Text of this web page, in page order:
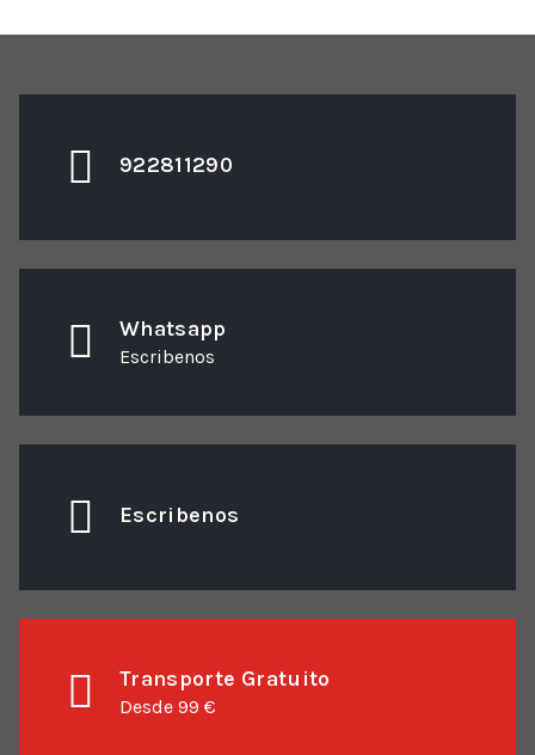
922811290
Whatsapp
Escribenos
Escribenos
Transporte Gratuito
Desde 99 €